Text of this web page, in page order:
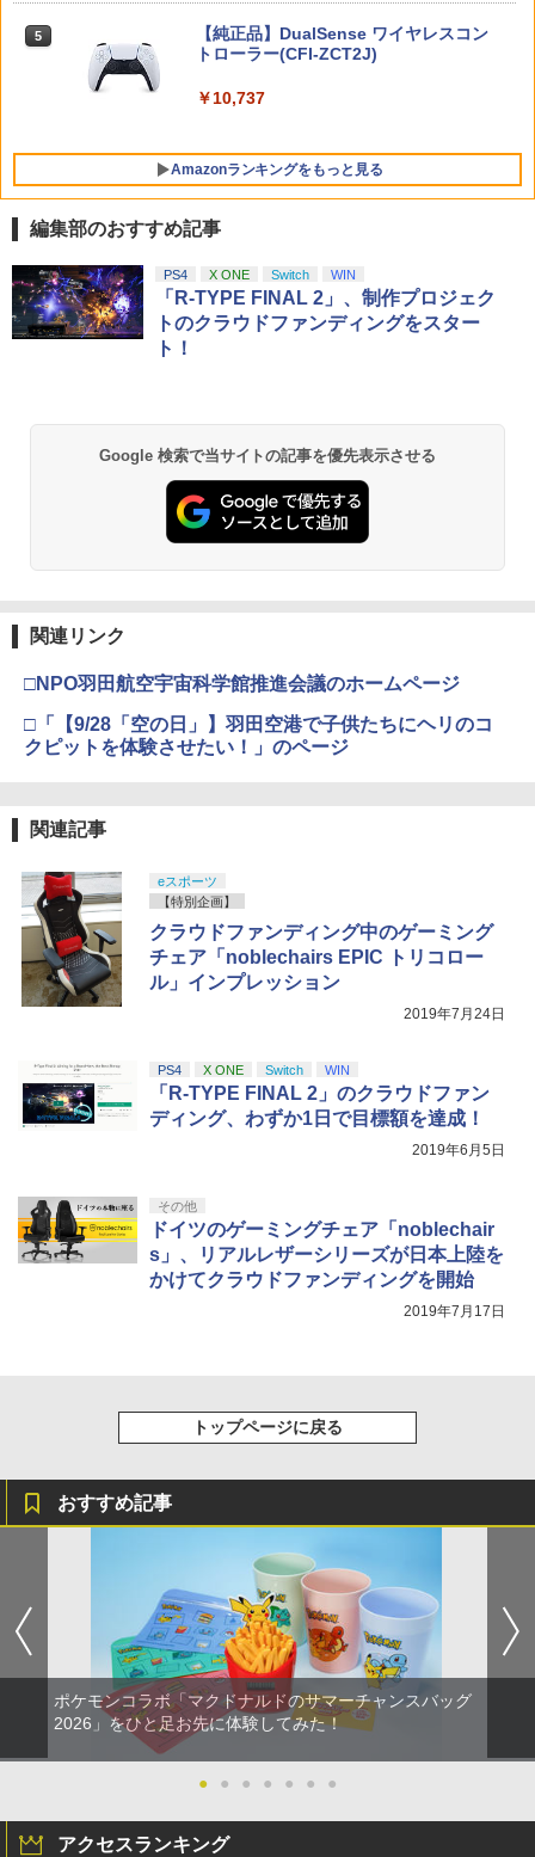
のこあくま気分)』
0524
カムイ 第十五巻(初回限定版)【Blu-ra
y】(キャラファインボード+キャスト複
野田サトル描き下ろし最終章OP／ED絵
￥10,780
ンラインコード版
5
【純正品】DualSense ワイヤレスコン
トローラー(CFI-ZCT2J)
￥10,737
Amazonランキングをもっと見る
1
【純正品】Xbox ワイヤレス コントロー
ラー + USB-C® ケーブル
2
Xbox プリペイドカード 5,000円 デジタ
ルコード 【旧 Xbox ギフトカード】 [オ
ンラインコード]
￥5,000
4
【純正品】Xbox 充電式バッテリー + US
5
ラー (カーボンブラック)
￥8,020
1
【Amazon.co.jp限定】劇場版モノノ怪
第三章 蛇神 (Amazon.co.jp限定オリジ
ナル三方背収納ケース付きコレクション)
(オリジナル特典:オリジナル巾着＋メー
劇場版「鬼滅の刃」無限城編 第一章 猗
窩座再来 通常版 [Blu-ray]
劇場版「鬼滅の刃」無限城編 第一章 猗
窩座再来 通常版 [DVD]
￥3,523
窩座再来 完全生産限定版 [Blu-ray]
￥8,698
巾着＋メーカー特典:【坤と離】二振りの
剣、十翼より来たる！スタジオ描き下ろ
しイラストボード付) [Blu-ray]
編集部のおすすめ記事
PS4 X ONE Switch WIN
「R-TYPE FINAL 2」、制作プロジェク
トのクラウドファンディングをスター
ト！
Google 検索で当サイトの記事を優先表示させる
関連リンク
□NPO羽田航空宇宙科学館推進会議のホームページ
□「【9/28「空の日」】羽田空港で子供たちにヘリのコ
クピットを体験させたい！」のページ
関連記事
eスポーツ
【特別企画】
クラウドファンディング中のゲーミング
チェア「noblechairs EPIC トリコロー
ル」インプレッション
2019年7月24日
PS4 X ONE Switch WIN
「R-TYPE FINAL 2」のクラウドファン
ディング、わずか1日で目標額を達成！
2019年6月5日
その他
ドイツのゲーミングチェア「noblechair
s」、リアルレザーシリーズが日本上陸を
かけてクラウドファンディングを開始
2019年7月17日
トップページに戻る
おすすめ記事
ポケモンコラボ「マクドナルドのサマーチャンスバッグ
2026」をひと足お先に体験してみた！
● ● ● ● ● ● ●
アクセスランキング